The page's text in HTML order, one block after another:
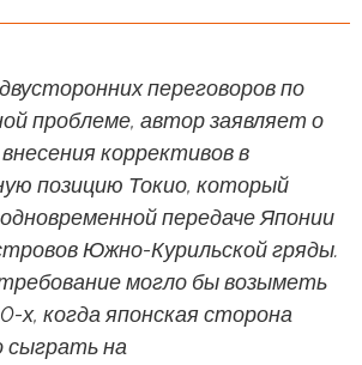
переговоров по
проблеме, автор заявляет о
коррективов в
позицию Токио, который
передаче Японии
Южно-Курильской гряды.
могло бы возыметь
х, когда японская сторона
сыграть на